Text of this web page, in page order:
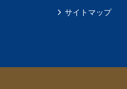
サイトマップ